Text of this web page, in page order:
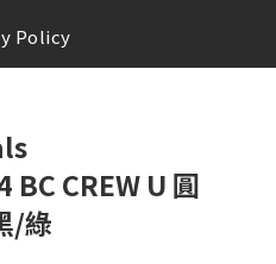
Policy
BC CREW U 圓
/綠